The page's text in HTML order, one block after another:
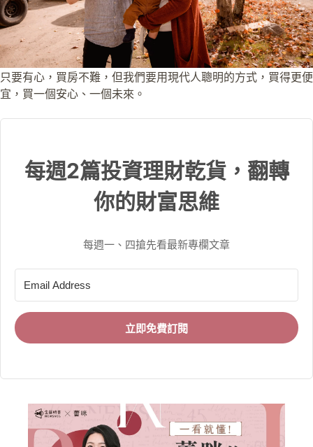
只要有心，買房不難，但我們要用現代人聰明的方式，買得更便
宜，買一個安心、一個未來。
每週2篇投資理財乾貨，翻轉
你的財富思維
每週一、四搶先看最新專欄文章
立即免費訂閱